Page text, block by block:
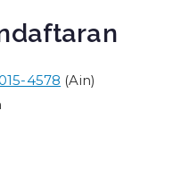
4578 (Ain)